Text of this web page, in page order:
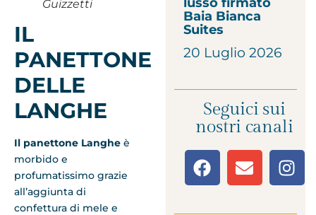
Guizzetti
IL
PANETTONE
DELLE
LANGHE
Il panettone Langhe è
morbido e
profumatissimo grazie
all’aggiunta di
confettura di mele e
Baia Bianca
Suites
20 Luglio 2026
Seguici sui
nostri canali